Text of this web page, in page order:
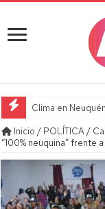
Clima en
Inicio / POLÍTICA/
“100% neuquina” frente